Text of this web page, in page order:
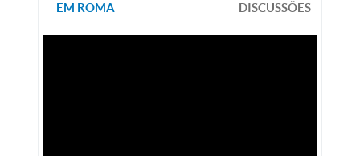
EM ROMA DISCUSSÕES